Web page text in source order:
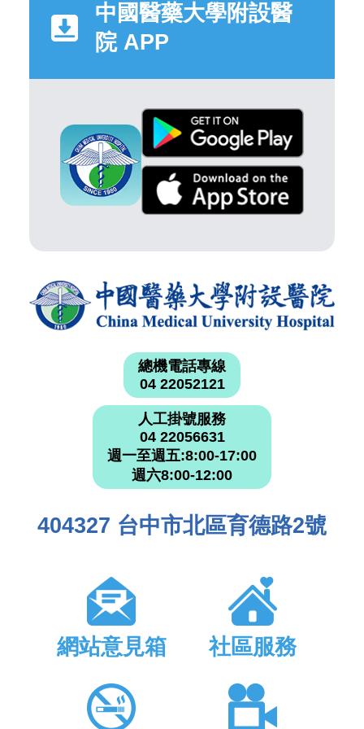
中國醫藥大學附設醫
院 APP
總機電話專線
04 22052121
人工掛號服務
04 22056631
週一至週五:8:00-17:00
週六8:00-12:00
404327 台中市北區育德路2號
網站意見箱 社區服務